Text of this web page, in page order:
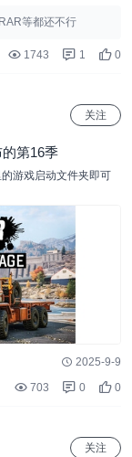
等都还不行
1743 1 0
关注
的第16季
游戏启动文件夹即可
2025-9-9
703 0 0
关注